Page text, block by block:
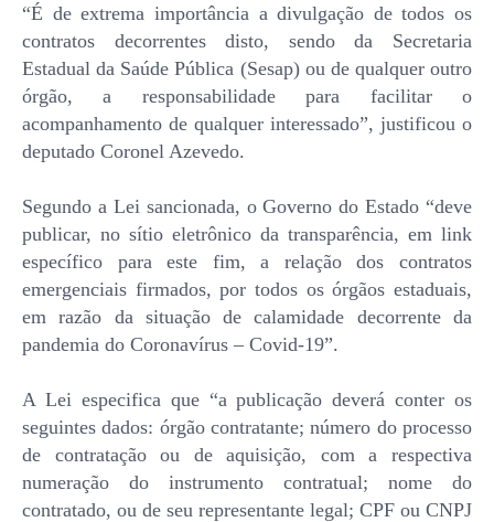
“É de extrema importância a divulgação de todos os
contratos decorrentes disto, sendo da Secretaria
Estadual da Saúde Pública (Sesap) ou de qualquer outro
órgão, a responsabilidade para facilitar o
acompanhamento de qualquer interessado”, justificou o
deputado Coronel Azevedo.
Segundo a Lei sancionada, o Governo do Estado “deve
publicar, no sítio eletrônico da transparência, em link
específico para este fim, a relação dos contratos
emergenciais firmados, por todos os órgãos estaduais,
em razão da situação de calamidade decorrente da
pandemia do Coronavírus – Covid-19”.
A Lei especifica que “a publicação deverá conter os
seguintes dados: órgão contratante; número do processo
de contratação ou de aquisição, com a respectiva
numeração do instrumento contratual; nome do
contratado, ou de seu representante legal; CPF ou CNPJ